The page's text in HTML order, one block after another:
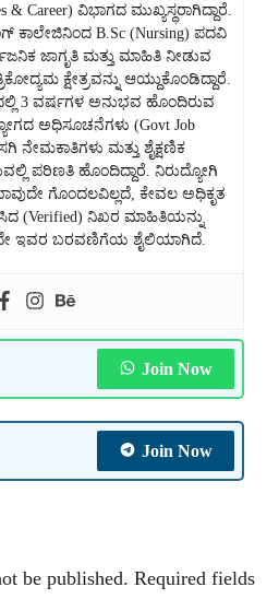
& Career) ವಿಭಾಗದ ಮುಖ್ಯಸ್ಥರಾಗಿದ್ದಾರೆ.
ಕಾಲೇಜಿನಿಂದ B.Sc (Nursing) ಪದವಿ
ಜಾಗೃತಿ ಮತ್ತು ಮಾಹಿತಿ ನೀಡುವ
ಕ್ಷೇತ್ರವನ್ನು ಆಯ್ದುಕೊಂಡಿದ್ದಾರೆ.
3 ವರ್ಷಗಳ ಅನುಭವ ಹೊಂದಿರುವ
ಅಧಿಸೂಚನೆಗಳು (Govt Job
ನೇಮಕಾತಿಗಳು ಮತ್ತು ಶೈಕ್ಷಣಿಕ
ಪರಿಣತಿ ಹೊಂದಿದ್ದಾರೆ. ನಿರುದ್ಯೋಗಿ
ಗೊಂದಲವಿಲ್ಲದೆ, ಕೇವಲ ಅಧಿಕೃತ
(Verified) ನಿಖರ ಮಾಹಿತಿಯನ್ನು
ಇವರ ಬರವಣಿಗೆಯ ಶೈಲಿಯಾಗಿದೆ.
Join Now
Join Now
be published. Required fields